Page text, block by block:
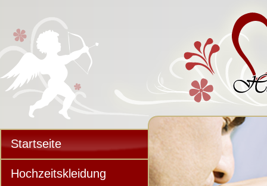
Startseite
Hochzeitskleidung